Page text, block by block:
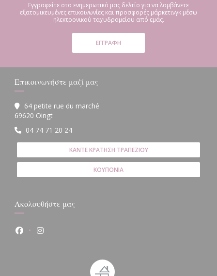
Εγγραφείτε στο ενημερωτικό μας δελτίο για να λαμβάνετε
εξατομικευμένες επικοινωνίες και προσφορές μάρκετινγκ μέσω
ηλεκτρονικού ταχυδρομείου από εμάς.
ΕΓΓΡΑΦΉ
Επικοινωνήστε μαζί μας
64 petite rue du marché
69620 Oingt
04 74 71 20 24
ΚΆΝΤΕ ΚΡΆΤΗΣΗ ΤΡΑΠΕΖΙΟΎ
ΚΟΥΠΌΝΙΑ
Ακολουθήστε μας
Facebook ((ανοίγει σε νέο παράθυρο))
Instagram ((ανοίγει σε νέο παράθυρο))